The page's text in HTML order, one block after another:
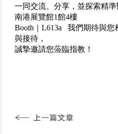
一同交流、分享，並探索精準
南港展覽館1館4樓
Booth｜L613a
我們期待與您
與接待，
誠摯邀請您蒞臨指教！